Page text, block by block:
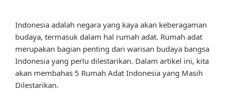
Indonesia adalah negara yang kaya akan keberagaman
budaya, termasuk dalam hal rumah adat. Rumah adat
merupakan bagian penting dari warisan budaya bangsa
Indonesia yang perlu dilestarikan. Dalam artikel ini, kita
akan membahas 5 Rumah Adat Indonesia yang Masih
Dilestarikan.